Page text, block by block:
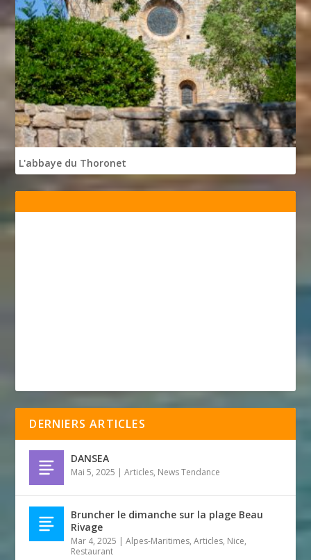
L'abbaye du Thoronet
DERNIERS ARTICLES
DANSEA
Mai 5, 2025 |Articles, News Tendance
Bruncher le dimanche sur la plage Beau
Rivage
Mar 4, 2025 |Alpes-Maritimes,Articles, Nice,
Restaurant